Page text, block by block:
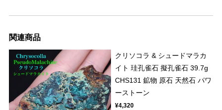
関連商品
クリソコラ & シュードマラカ
イト 珪孔雀石 擬孔雀石 39.7g
CHS131 鉱物 原石 天然石 パワ
ーストーン
¥4,320